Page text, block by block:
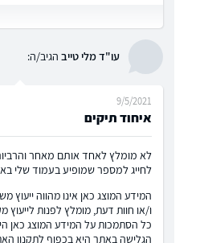
עו"ד מלי טייב הגיב/ה:
איחוד תיקים
9/5/2021
לא מומלץ לאחד אותם מאחר
לחייג למספר שמופיע בעמוד שלי
המידע המוצג כאן אינו מהווה ייעוץ
ו/או חוות דעת, מומלץ לפנות לייעוץ
כל הסתמכות על המידע המוצג כאן
הגלישה באתר היא בכפוף לתקנון